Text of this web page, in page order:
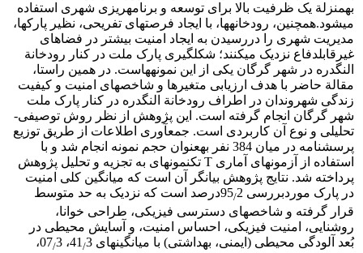
به‏منزلة یک ظرفیت بالا برای توسعه و برنامه‏ریزی شهری استفاده
می‏شود.همچنین، رودخانه‏ها، با ایجاد فرصت‏های تفریحی، نظیر پارک‏ها،
مدیریت شهری را دررسیدن به ایجاد امنیت بیشتر در فضاهای
غیرقابل‏دفاع نزدیک می‏کنند؛ شکل‏گیری پارک ملت در کنار رودخانة
النگدره در شهر گرگان یکی از این نمونه‏هاست. در همین راستا،
مقالة حاضر با هدف ارزیابی متغیرها و شاخص‏های امنیت و کیفیت
زندگی شهروندان در اطراف رودخانة النگدره در کنار پارک ملت
شهر گرگان انجام گرفته است. این پژوهش از نظر روش توصیفی-
تحلیلی و نوع آن کاربردی است. جمع‏آوری اطلاعات از طریق توزیع
پرسش‏نامه در میان 384 نفر به‏عنوان حجم نمونه انجام شد و با
استفاده از آزمون‏های آماری T تک‏نمونه‏ای به تجزیه و تحلیل پژوهش
پرداخته شد. نتایج پژوهش بیانگر آن است که میانگین کلی امنیت
در پارک موردبررسی 95
/
2درصد است که نزدیک به حد متوسط
قرار گرفته و شاخص‏های دسترسی فیزیکی، طراحی خوانا،
روشنایی، امنیت فیزیکی، احساس امنیت، و آسایش محیطی در
بُعد آلودگی محیطی (ایمنی، بهداشتی) با میانگین‏های 41
/3، 07 / 3،